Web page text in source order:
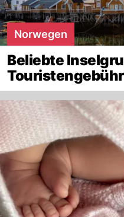
Norwegen
Beliebte
Touristengebühr